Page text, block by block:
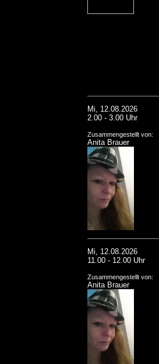
Mi, 12.08.2026
2.00 - 3.00 Uhr
Zusammengestellt von:
Anita Brauer
Mi, 12.08.2026
11.00 - 12.00 Uhr
Zusammengestellt von:
Anita Brauer